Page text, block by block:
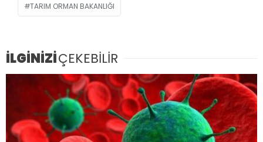
TARIM ORMAN BAKANLIĞI
İLGİNİZİÇEKEBİLİR